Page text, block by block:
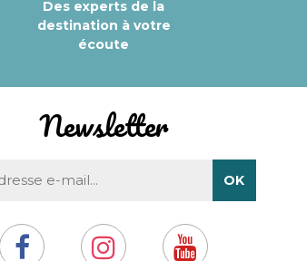
Des experts de la
destination à votre
écoute
Newsletter